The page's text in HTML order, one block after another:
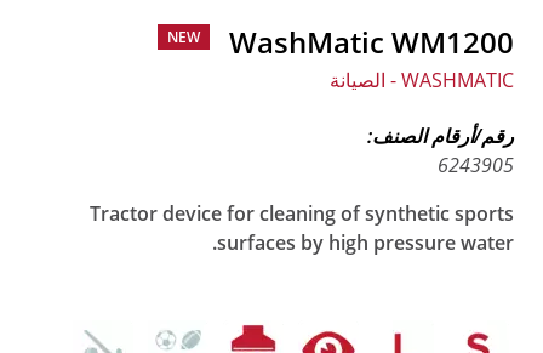
WashMatic WM1200
NEW
WASHMATIC - الصيانة
رقم/أرقام الصنف:
6243905
Tractor device for cleaning of synthetic sports
surfaces by high pressure water.